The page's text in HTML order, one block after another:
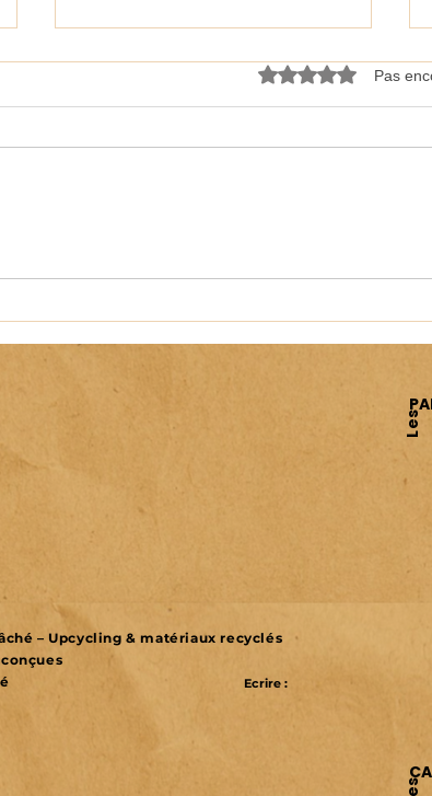
Noté 0 étoile sur 5.
Pas
– Upcycling & matériaux recyclés
Ecrire :
Les